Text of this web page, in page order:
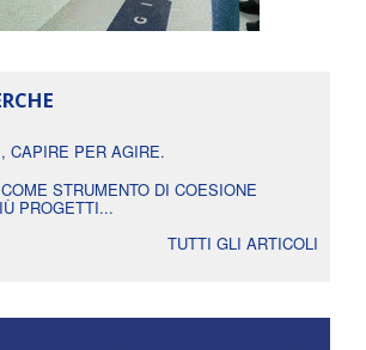
CAPIRE PER AGIRE.
STRUMENTO DI COESIONE
PROGETTI...
TUTTI GLI ARTICOLI